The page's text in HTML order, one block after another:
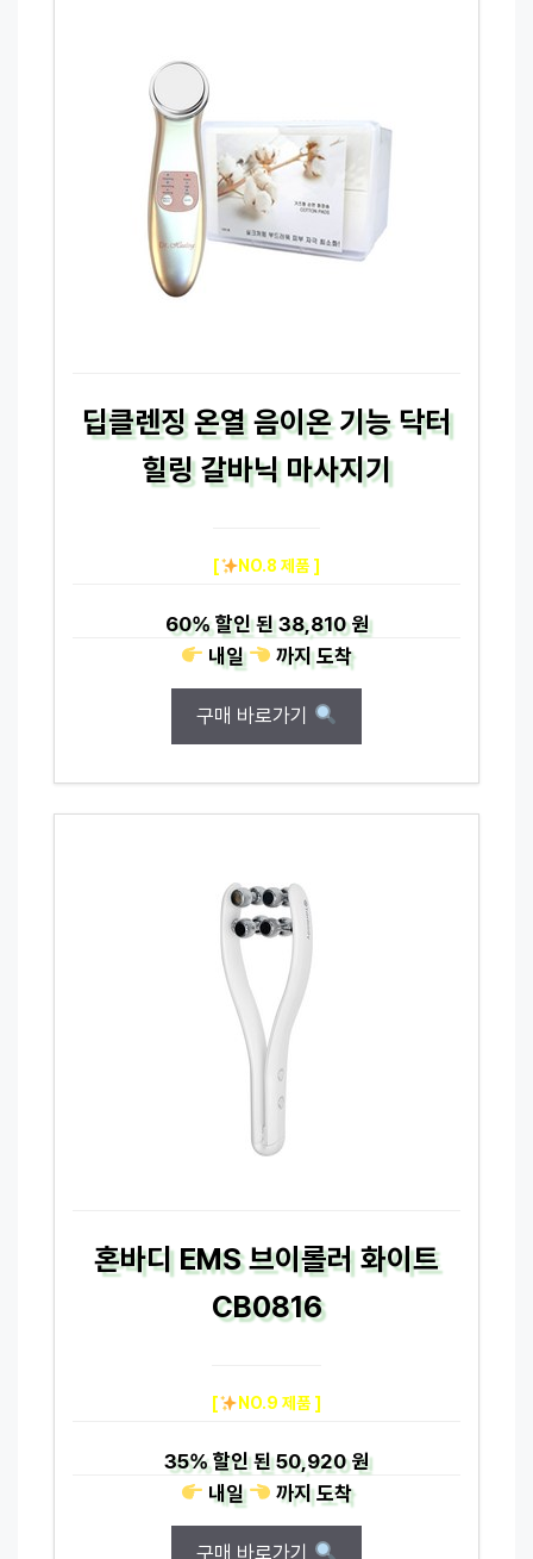
딥클렌징 온열 음이온 기능 닥터
힐링 갈바닉 마사지기
[ NO.8 제품 ]
60%할인 된38,810 원
내일
까지도착
구매 바로가기
혼바디 EMS 브이롤러 화이트
CB0816
[ NO.9 제품 ]
35%할인 된50,920 원
내일
까지도착
구매 바로가기